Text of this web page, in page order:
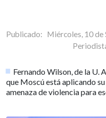
Publicado: Miércoles, 10 de
Fernando Wilson, de la U.
que Moscú está aplicando
amenaza de violencia para